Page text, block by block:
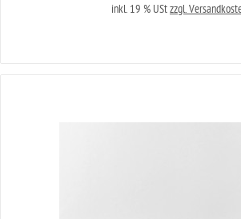
inkl. 19 % UStzzgl.